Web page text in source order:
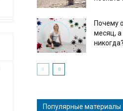
Почему
месяц, а
никогда?
Популярные материалы